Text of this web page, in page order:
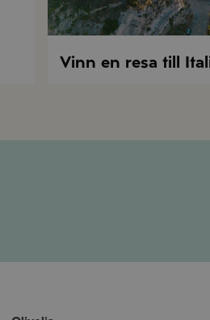
Vinn en resa till